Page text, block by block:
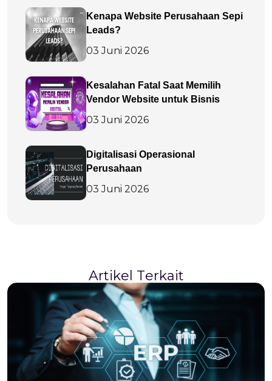
Kenapa Website Perusahaan Sepi
Leads?
03 Juni 2026
Kesalahan Fatal Saat Memilih
Vendor Website untuk Bisnis
03 Juni 2026
Digitalisasi Operasional
Perusahaan
03 Juni 2026
Artikel Terkait